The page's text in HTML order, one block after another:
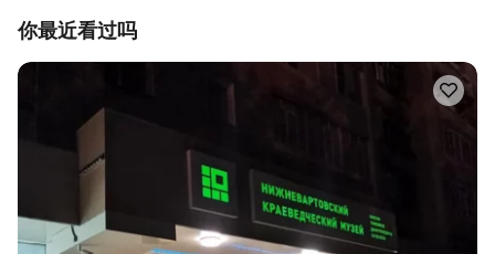
你最近看过吗